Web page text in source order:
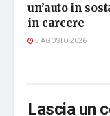
un’auto in
in carcere
5 AGOSTO 2026
Lascia un